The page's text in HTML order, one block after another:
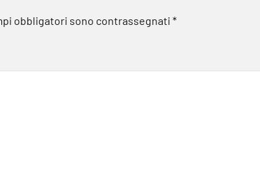
obbligatori sono contrassegnati *